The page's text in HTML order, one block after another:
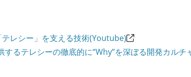
テレシー」を支える技術(Youtube)
るテレシーの徹底的に“Why”を深ぼる開発カルチ